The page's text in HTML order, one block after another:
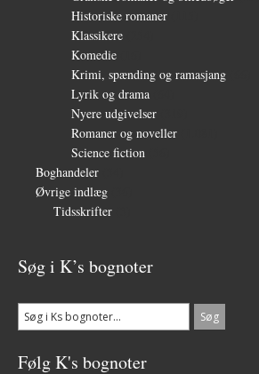
Historiske romaner
Klassikere
Komedie
Krimi, spænding og ramasjang
Lyrik og drama
Nyere udgivelser
Romaner og noveller
Science fiction
Boghandeler
Øvrige indlæg
Tidsskrifter
Søg i K’s bognoter
Følg K's bognoter